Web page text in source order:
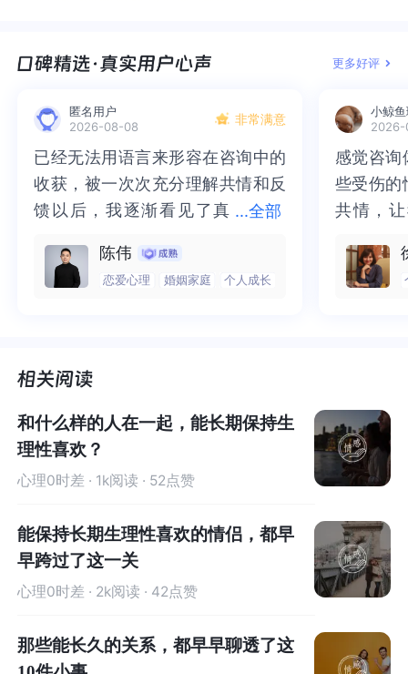
更多好评
匿名用户
2026-08-08
非常满意
...全部
已经无法用语言来形容在咨询中的
收获，被一次次充分理解共情和反
馈以后，我逐渐看见了真
清晰，也慢慢找回了内在的力量。
虽然不知道还要有多久的路要走，
这里，让我真切的感受到了🙏❤️
已经无法用语言来形容在咨询中的
收获，被一次次充分理解共情和反
馈以后，我逐渐看见了真实的那
也慢慢找回了内在的力量。虽然不
知道还要有多久的路要走，但我很
让我真切的感受到了🙏❤️
陈伟
恋爱心理 婚姻家庭 个人成长
小鲸
感觉咨询
些受伤的
共情，
一部分
而且当
感觉咨询
些受伤的
共情，让
处理的
询师准
和什么样的人在一起，能长期保持生
理性喜欢？
心理0时差 · 1k阅读 · 52点赞
能保持长期生理性喜欢的情侣，都早
早跨过了这一关
心理0时差 · 2k阅读 · 42点赞
那些能长久的关系，都早早聊透了这